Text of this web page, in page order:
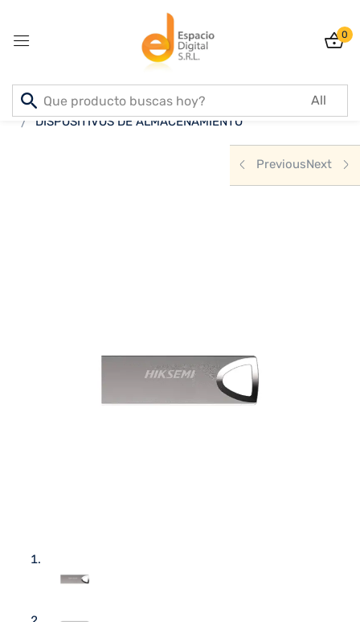
0
Inicio PRODUCTOS
INFORMATICA
DISPOSITIVOS DE ALMACENAMIENTO
PreviousNext
Sign in